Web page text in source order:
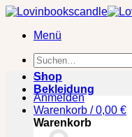
Zum
springenMenü
Suchen
nach:
Anmelden
Warenkorb /0,00 €
Warenkorb
Shop
Bekleidung